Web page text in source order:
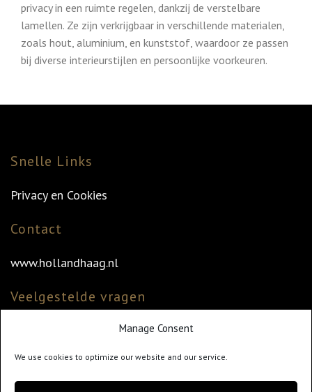
Manage Consent
We use cookies to optimize our website and our service.
privacy in een ruimte regelen, dankzij de verstelbare
lamellen. Ze zijn verkrijgbaar in verschillende materialen,
zoals hout, aluminium, en kunststof, waardoor ze passen
bij diverse interieurstijlen en persoonlijke voorkeuren.
Snelle Links
Privacy en Cookies
Contact
www.hollandhaag.nl
Veelgestelde vragen
Veelgestelde vragen
Klantenservice